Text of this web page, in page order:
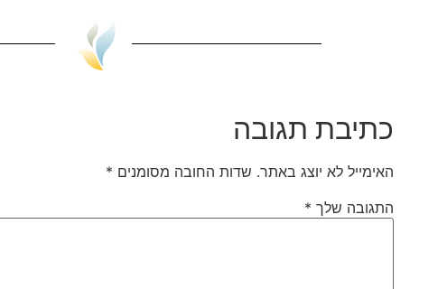
כתיבת תגובה
האימייל לא יוצג באתר. שדות החובה מסומנים *
התגובה שלך *